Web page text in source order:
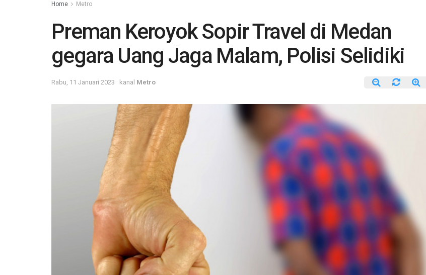
Home Metro
Preman Keroyok Sopir Travel di Medan
gegara Uang Jaga Malam, Polisi Selidiki
Rabu, 11 Januari 2023 kanal Metro